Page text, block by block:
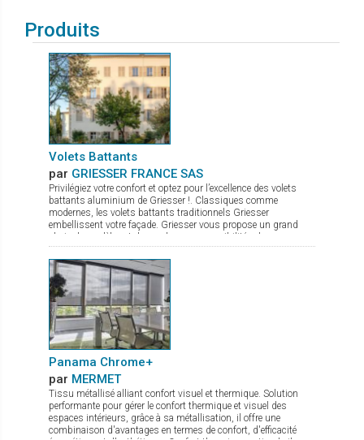
Produits
Volets Battants
par GRIESSER FRANCE SAS
Privilégiez votre confort et optez pour l’excellence des volets
battants aluminium de Griesser !. Classiques comme
modernes, les volets battants traditionnels Griesser
embellissent votre façade. Griesser vous propose un grand
choix de modèles et de nombreuses possibilités de
combinaisons et de remplissages. - Persiennes à lames fixes,
pour plus de charme et de tradition - Persiennes à lames
orientables, pour un passage d'air et de lumière
supplémentaire. - Panneaux pleins et isolés, pour plus
d'obscurité et de confort thermique Les Volets Battants
Traditionnels Griesser présentent de nombreux avantages : >
Facilité de pose avec pentures réglables SystemFix > Isolation
thermique avec le modèle G-ISO (fibre de bois) > 150 couleurs
standards et accessoires thermolaqués sans plus-value De
plus, Griesser vous garantie un laquage sur le long terme
vous assurent une qualité supérieure pour les menuiseries en
aluminium. Focus G-ISO : L'isolation par fibre de bois
hydrofuge apporte une densité et un poids cinq fois supérieure
aux isolations en polyuréthane. Celle-ci rend notre volet
beaucoup plus agréable à manipuler et procure une sensation
Panama Chrome+
par MERMET
Tissu métallisé alliant confort visuel et thermique. Solution
performante pour gérer le confort thermique et visuel des
espaces intérieurs, grâce à sa métallisation, il offre une
combinaison d'avantages en termes de confort, d'efficacité